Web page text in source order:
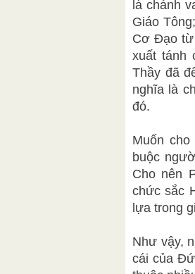
là chánh
Giáo
Cơ Đạo từ
xuất tánh
Thầy đã
nghĩa là
đó.
Muốn
buộc
Cho nên
chức sắc
lựa trong
Như vậy,
cái của